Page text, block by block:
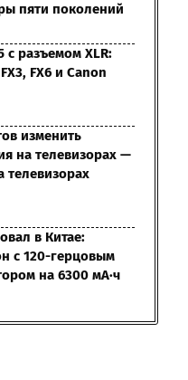
пяти поколений
с разъемом XLR:
FX6 и Canon
изменить
на телевизорах —
телевизорах
в Китае:
с 120-герцовым
на 6300 мА·ч